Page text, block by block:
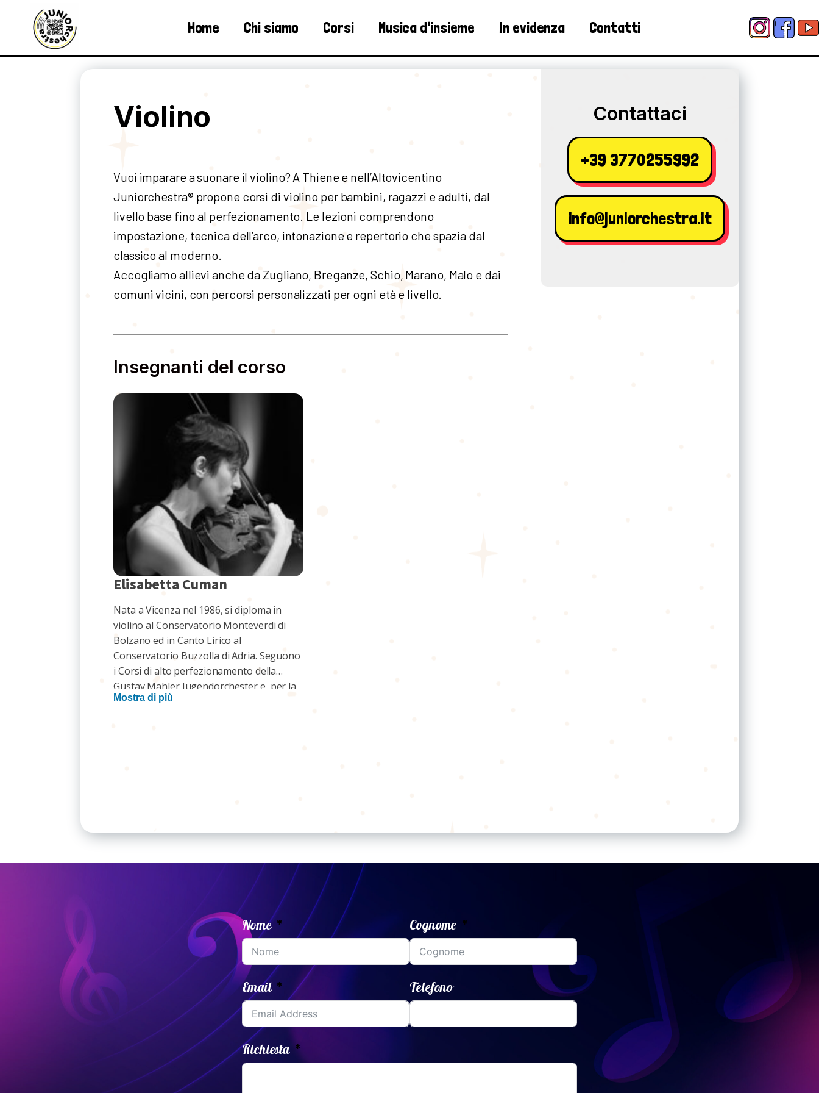
Home Chi siamo Corsi Musica d'insieme In evidenza Contatti
Violino
Vuoi imparare a suonare il violino? A Thiene e nell’Altovicentino
Juniorchestra® propone corsi di violino per bambini, ragazzi e adulti, dal
livello base fino al perfezionamento. Le lezioni comprendono
impostazione, tecnica dell’arco, intonazione e repertorio che spazia dal
classico al moderno.
Accogliamo allievi anche da Zugliano, Breganze, Schio, Marano, Malo e dai
comuni vicini, con percorsi personalizzati per ogni età e livello.
Insegnanti del corso
Elisabetta Cuman
Nata a Vicenza nel 1986, si diploma in
violino al Conservatorio Monteverdi di
Bolzano ed in Canto Lirico al
Conservatorio Buzzolla di Adria. Seguono
i Corsi di alto perfezionamento della
Gustav Mahler Jugendorchester e, per la
didattica musicale per la prima e
classico al contemporaneo al pop fino al
Discantica. Dal 2017 è docente di violino e
musica d'insieme presso Istituto Musicale
Veneto e coordina, insieme ad Andrea
Cerato, il progetto didattico
JUNIORchestra®.
Mostra di più
Contattaci
+39 3770255992
info@juniorchestra.it
Nome Cognome
Email Telefono
Richiesta